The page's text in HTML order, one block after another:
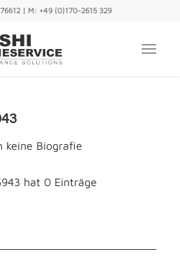
| M: +49 (0)170-2615 329
keine Biografie
hat 0 Einträge